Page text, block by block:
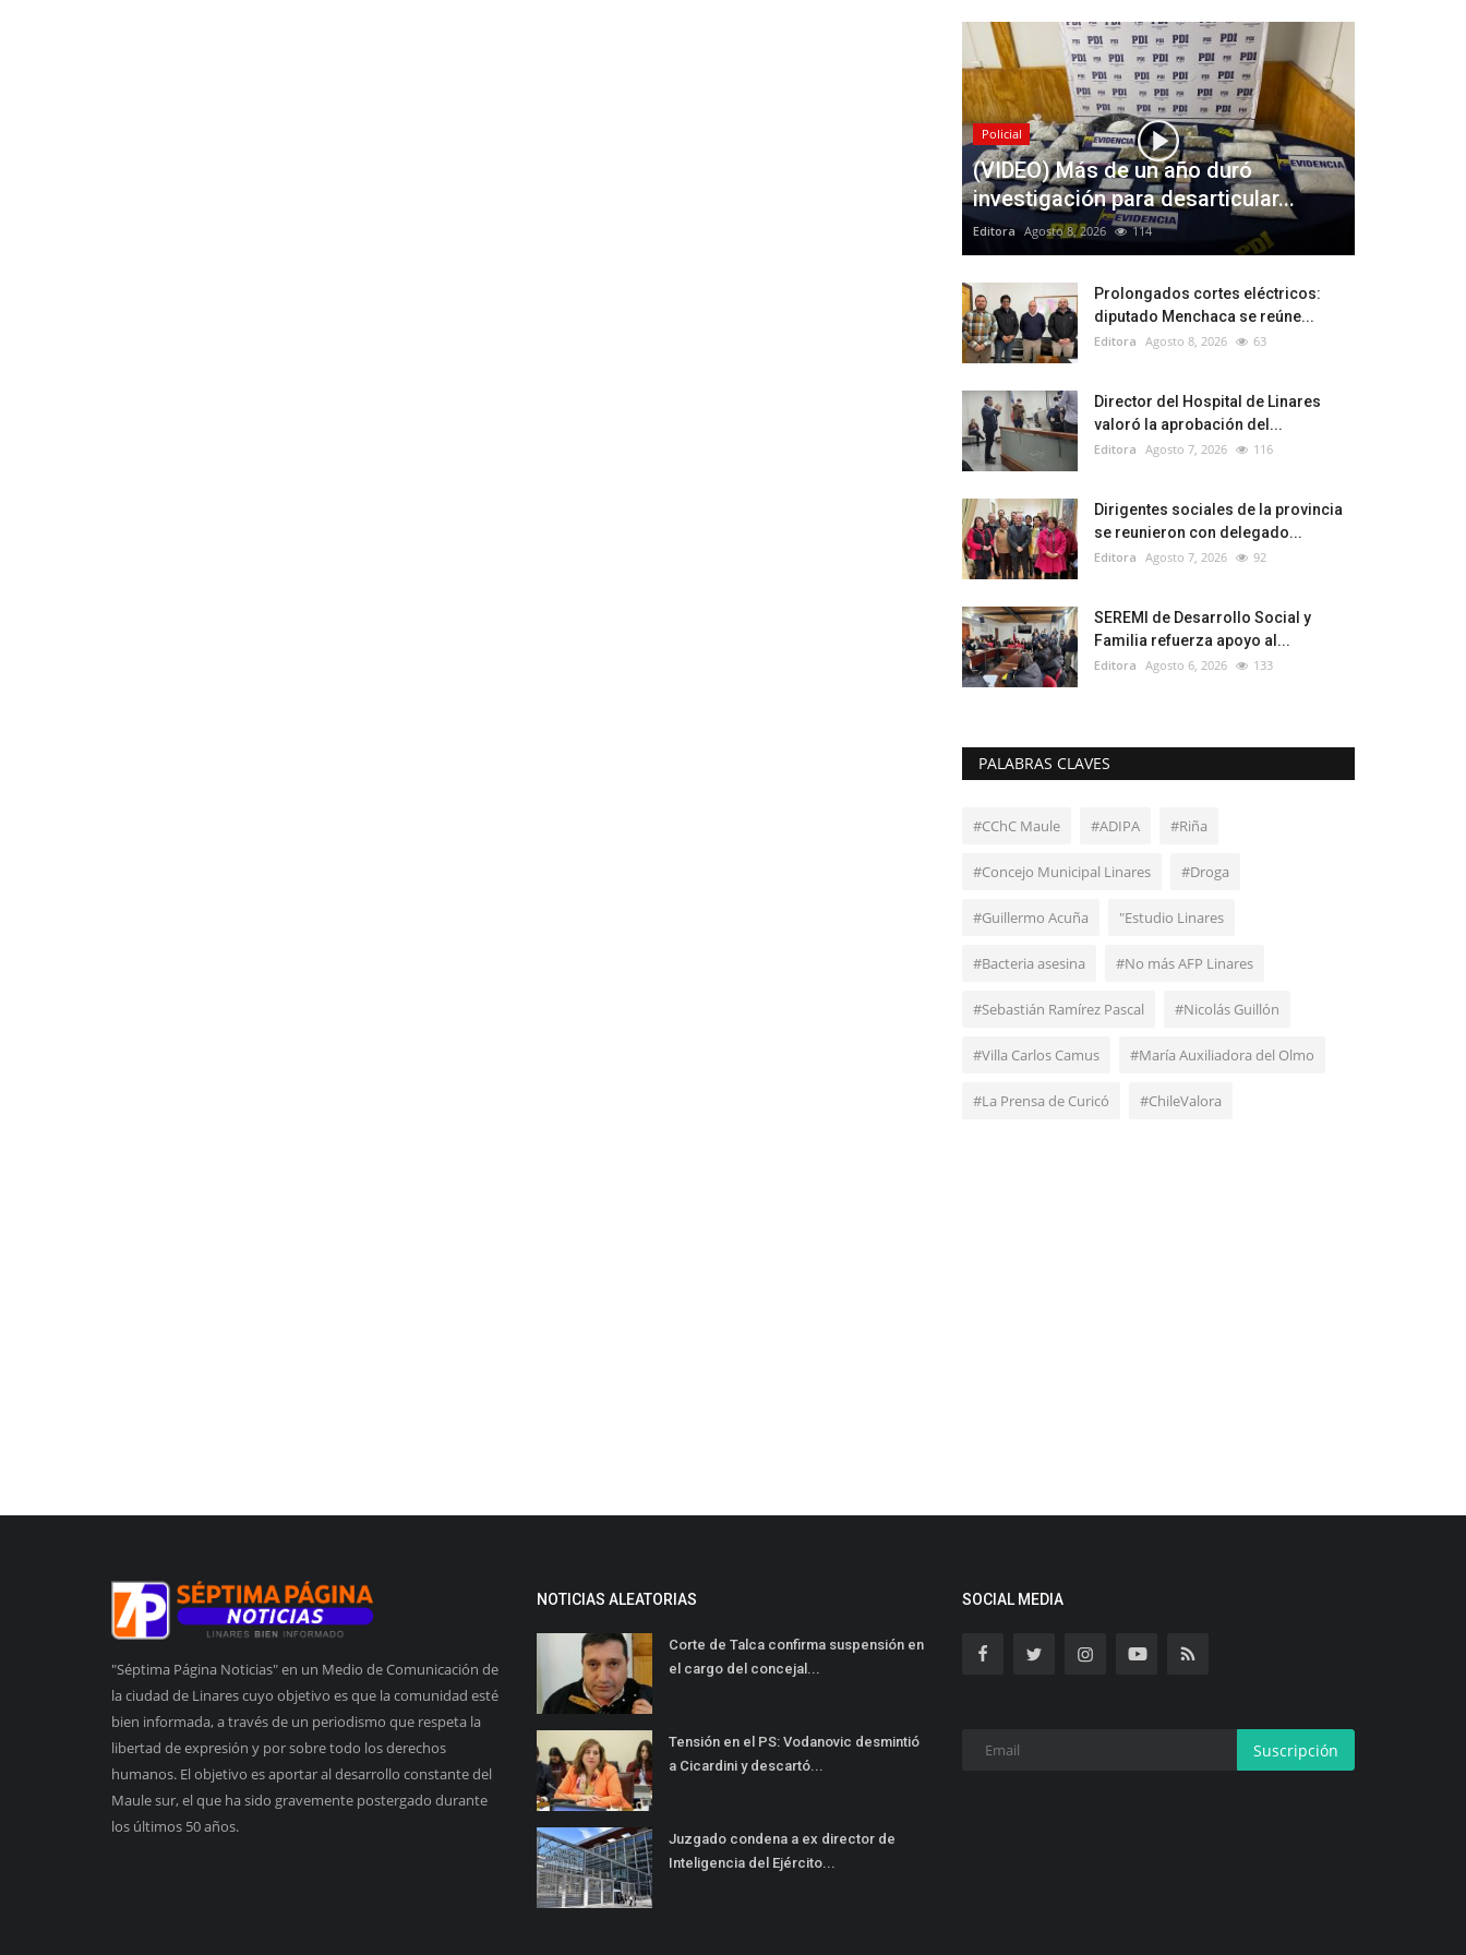
Policial
(VIDEO) Más de un año duró
investigación para desarticular...
Editora Agosto 8, 2026 114
Prolongados cortes eléctricos:
diputado Menchaca se reúne...
Editora Agosto 8, 2026 63
Director del Hospital de Linares
valoró la aprobación del...
Editora Agosto 7, 2026 116
Dirigentes sociales de la provincia
se reunieron con delegado...
Editora Agosto 7, 2026 92
SEREMI de Desarrollo Social y
Familia refuerza apoyo al...
Editora Agosto 6, 2026 133
PALABRAS CLAVES
#CChC Maule #ADIPA #Riña
#Concejo Municipal Linares #Droga
#Guillermo Acuña "Estudio Linares
#Bacteria asesina #No más AFP Linares
#Sebastián Ramírez Pascal #Nicolás Guillón
#Villa Carlos Camus #María Auxiliadora del Olmo
#La Prensa de Curicó #ChileValora
"Séptima Página Noticias" en un Medio de Comunicación de
la ciudad de Linares cuyo objetivo es que la comunidad esté
bien informada, a través de un periodismo que respeta la
libertad de expresión y por sobre todo los derechos
humanos. El objetivo es aportar al desarrollo constante del
Maule sur, el que ha sido gravemente postergado durante
los últimos 50 años.
NOTICIAS ALEATORIAS
Corte de Talca confirma suspensión en
el cargo del concejal...
Tensión en el PS: Vodanovic desmintió
a Cicardini y descartó...
Juzgado condena a ex director de
Inteligencia del Ejército...
SOCIAL MEDIA
Suscripción